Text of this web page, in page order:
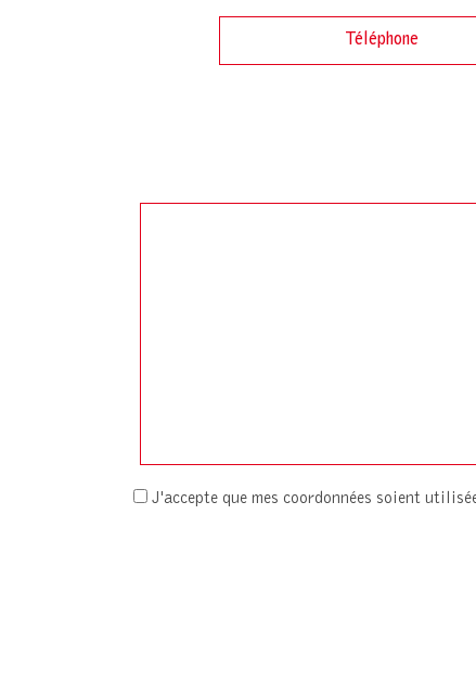
J'accepte que mes coordonnées soient